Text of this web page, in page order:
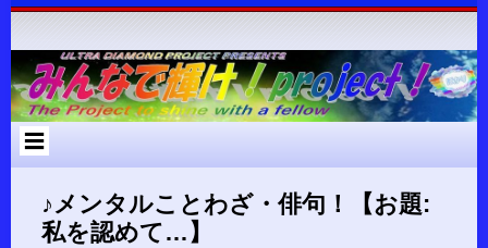
コ
ン
ツ
へ
ス
♪メンタルことわざ・俳句！【お題:
私を認めて…】